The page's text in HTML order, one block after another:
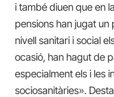
i també diuen que en
pensions han jugat
nivell sanitari i social
ocasió, han hagut de
especialment els i les
sociosanitàries».